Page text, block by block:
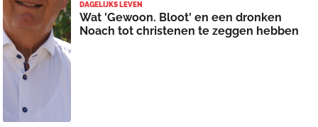
DAGELIJKS LEVEN
Wat 'Gewoon. Bloot' en een dronken
Noach tot christenen te zeggen hebben